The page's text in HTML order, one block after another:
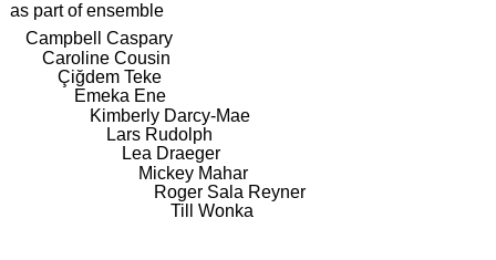
as part of ensemble
Campbell Caspary
Caroline Cousin
Çiğdem Teke
Emeka Ene
Kimberly Darcy-Mae
Lars Rudolph
Lea Draeger
Mickey Mahar
Roger Sala Reyner
Till Wonka